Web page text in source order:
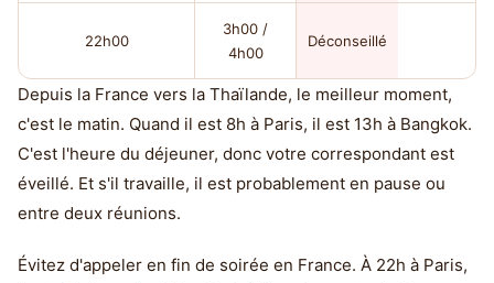
22h00
3h00 /
4h00
Déconseillé
Depuis la France vers la Thaïlande, le meilleur moment,
c'est le matin. Quand il est 8h à Paris, il est 13h à Bangkok.
C'est l'heure du déjeuner, donc votre correspondant est
éveillé. Et s'il travaille, il est probablement en pause ou
entre deux réunions.
Évitez d'appeler en fin de soirée en France. À 22h à Paris,